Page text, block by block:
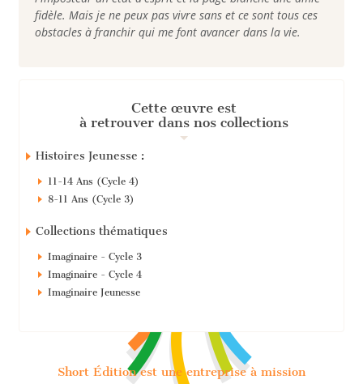
fidèle. Mais je ne peux pas vivre sans et ce sont tous ces
obstacles à franchir qui me font avancer dans la vie.
Cette œuvre est
à retrouver dans nos collections
Histoires Jeunesse :
11-14 Ans (Cycle 4)
8-11 Ans (Cycle 3)
Collections thématiques
Imaginaire - Cycle 3
Imaginaire - Cycle 4
Imaginaire Jeunesse
Short Édition est une entreprise à mission